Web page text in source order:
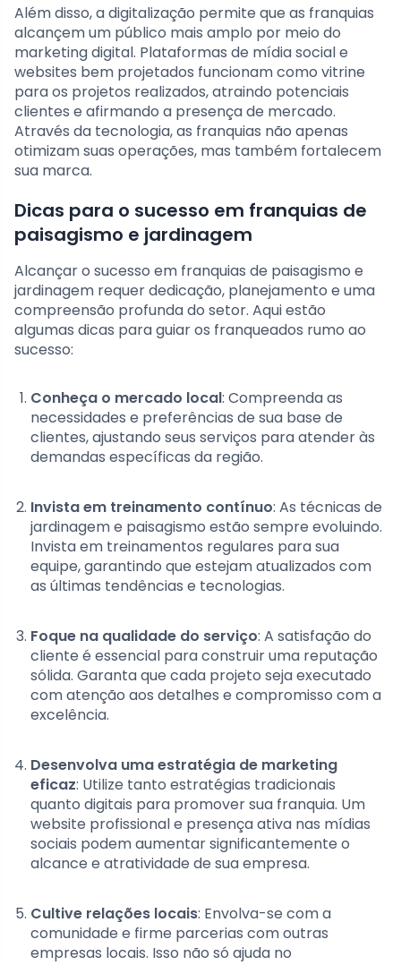
Além disso, a digitalização permite que as franquias
alcançem um público mais amplo por meio do
marketing digital. Plataformas de mídia social e
websites bem projetados funcionam como vitrine
para os projetos realizados, atraindo potenciais
clientes e afirmando a presença de mercado.
Através da tecnologia, as franquias não apenas
otimizam suas operações, mas também fortalecem
sua marca.
Dicas para o sucesso em franquias de
paisagismo e jardinagem
Alcançar o sucesso em franquias de paisagismo e
jardinagem requer dedicação, planejamento e uma
compreensão profunda do setor. Aqui estão
algumas dicas para guiar os franqueados rumo ao
sucesso:
Conheça o mercado local: Compreenda as
necessidades e preferências de sua base de
clientes, ajustando seus serviços para atender às
demandas específicas da região.
Invista em treinamento contínuo: As técnicas de
jardinagem e paisagismo estão sempre evoluindo.
Invista em treinamentos regulares para sua
equipe, garantindo que estejam atualizados com
as últimas tendências e tecnologias.
Foque na qualidade do serviço: A satisfação do
cliente é essencial para construir uma reputação
sólida. Garanta que cada projeto seja executado
com atenção aos detalhes e compromisso com a
excelência.
Desenvolva uma estratégia de marketing
eficaz: Utilize tanto estratégias tradicionais
quanto digitais para promover sua franquia. Um
website profissional e presença ativa nas mídias
sociais podem aumentar significantemente o
alcance e atratividade de sua empresa.
Cultive relações locais: Envolva-se com a
comunidade e firme parcerias com outras
empresas locais. Isso não só ajuda no